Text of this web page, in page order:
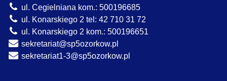
ul. Cegielniana kom.: 500196685
ul. Konarskiego 2 tel: 42 710 31 72
ul. Konarskiego 2 kom.: 500196651
sekretariat@sp5ozorkow.pl
sekretariat1-3@sp5ozorkow.pl